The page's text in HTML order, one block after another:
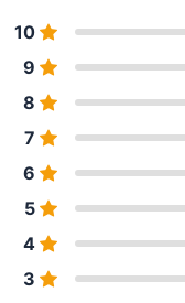
10
9
8
7
6
5
4
3